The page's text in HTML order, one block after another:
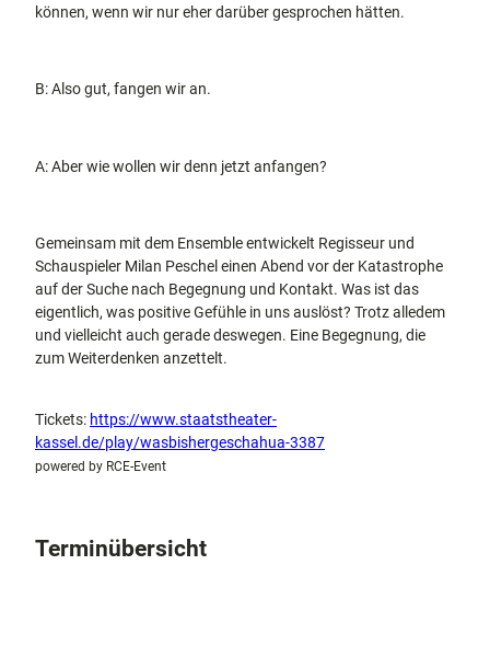
können, wenn wir nur eher darüber gesprochen hätten.
B: Also gut, fangen wir an.
A: Aber wie wollen wir denn jetzt anfangen?
Gemeinsam mit dem Ensemble entwickelt Regisseur und
Schauspieler Milan Peschel einen Abend vor der Katastrophe
auf der Suche nach Begegnung und Kontakt. Was ist das
eigentlich, was positive Gefühle in uns auslöst? Trotz alledem
und vielleicht auch gerade deswegen. Eine Begegnung, die
zum Weiterdenken anzettelt.
Tickets: https://www.staatstheater-
kassel.de/play/wasbishergeschahua-3387
powered by RCE-Event
Terminübersicht